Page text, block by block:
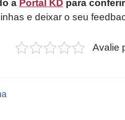
a Portal KD para conferir
e deixar o seu
Avalie